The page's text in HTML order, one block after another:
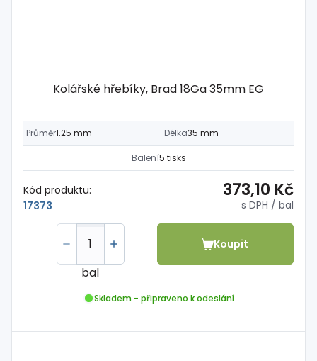
Kolářské hřebíky, Brad 18Ga 35mm EG
Průměr1.25 mm Délka35 mm
Balení5 tisks
Kód produktu:
17373
373,10 Kč
s DPH / bal
bal
Koupit
Skladem - připraveno k odeslání